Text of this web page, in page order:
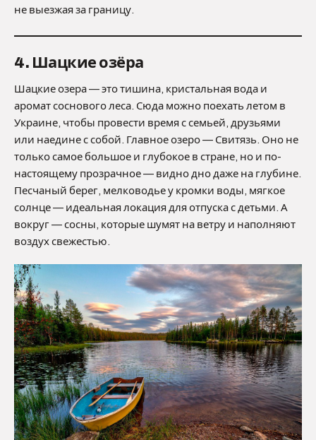
не выезжая за границу.
4. Шацкие озёра
Шацкие озера — это тишина, кристальная вода и
аромат соснового леса. Сюда можно поехать летом в
Украине, чтобы провести время с семьей, друзьями
или наедине с собой. Главное озеро — Свитязь. Оно не
только самое большое и глубокое в стране, но и по-
настоящему прозрачное — видно дно даже на глубине.
Песчаный берег, мелководье у кромки воды, мягкое
солнце — идеальная локация для отпуска с детьми. А
вокруг — сосны, которые шумят на ветру и наполняют
воздух свежестью.